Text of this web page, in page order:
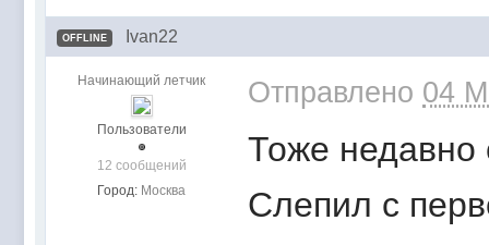
OFFLINE Ivan22
Начинающий летчик
Пользователи
12 сообщений
Город: Москва
Отправлено 04
Тоже недавно
Слепил с